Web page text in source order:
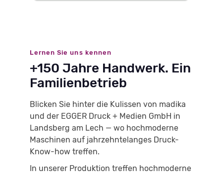
Lernen Sie uns kennen
+150 Jahre Handwerk. Ein
Familienbetrieb
Blicken Sie hinter die Kulissen von madika
und der EGGER Druck + Medien GmbH in
Landsberg am Lech — wo hochmoderne
Maschinen auf jahrzehntelanges Druck-
Know-how treffen.
In unserer Produktion treffen hochmoderne